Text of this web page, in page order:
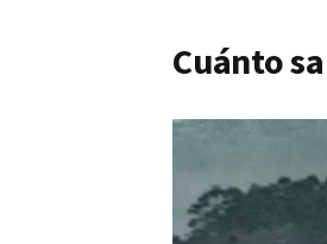
Cuánto